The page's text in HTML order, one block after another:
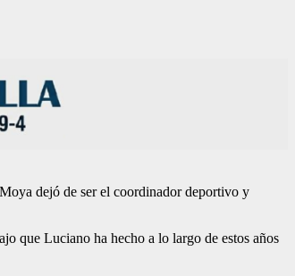
dejó de ser el coordinador deportivo y
que Luciano ha hecho a lo largo de estos años